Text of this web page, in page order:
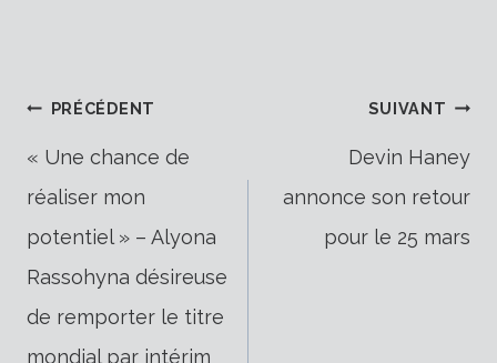
Navigation
de
l’article
PRÉCÉDENT
« Une chance de
réaliser mon
potentiel » – Alyona
Rassohyna désireuse
de remporter le titre
mondial par intérim
SUIVANT
Devin Haney
annonce son retour
pour le 25 mars